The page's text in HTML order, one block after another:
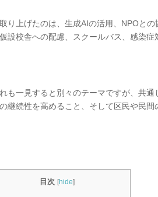
り上げたのは、生成AIの活用、NPOと
設校舎への配慮、スクールバス、感染症
も一見すると別々のテーマですが、共
継続性を高めること、そして区民や民
目次 [hide]